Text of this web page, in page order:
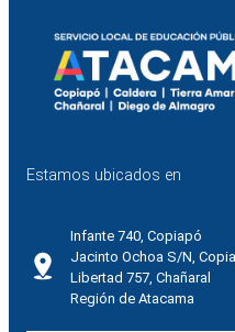
Estamos ubicados en
Infante 740, Copiapó
Jacinto Ochoa S/N,
Libertad 757, Chañaral
Región de Atacama